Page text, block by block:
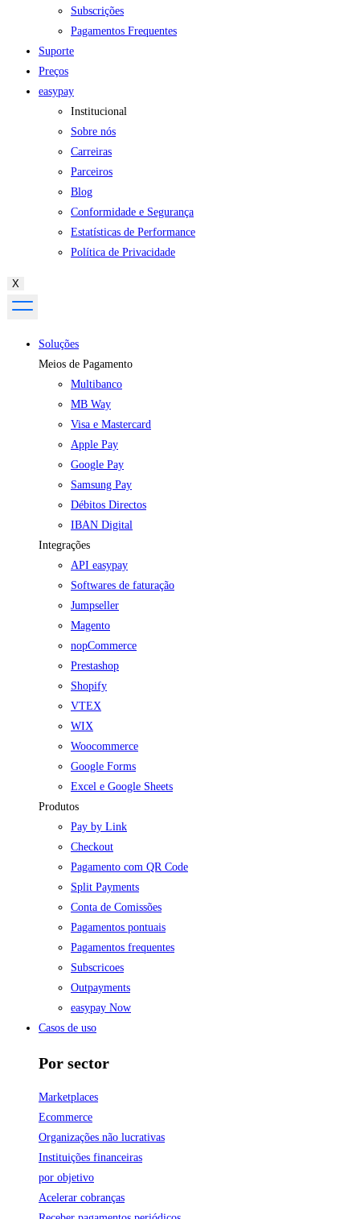
Subscrições
Pagamentos Frequentes
Suporte
Preços
easypay
Institucional
Sobre nós
Carreiras
Parceiros
Blog
Conformidade e Segurança
Estatísticas de Performance
Política de Privacidade
X
Soluções
Meios de Pagamento
Multibanco
MB Way
Visa e Mastercard
Apple Pay
Google Pay
Samsung Pay
Débitos Directos
IBAN Digital
Integrações
API easypay
Softwares de faturação
Jumpseller
Magento
nopCommerce
Prestashop
Shopify
VTEX
WIX
Woocommerce
Google Forms
Excel e Google Sheets
Produtos
Pay by Link
Checkout
Pagamento com QR Code
Split Payments
Conta de Comissões
Pagamentos pontuais
Pagamentos frequentes
Subscricoes
Outpayments
easypay Now
Casos de uso
Por sector
Marketplaces
Ecommerce
Organizações não lucrativas
Instituições financeiras
por objetivo
Acelerar cobranças